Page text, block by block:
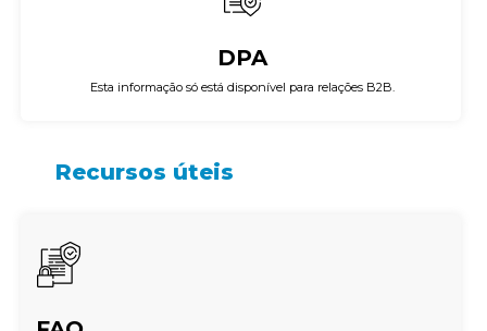
DPA
Esta informação só está disponível para relações B2B.
Recursos úteis